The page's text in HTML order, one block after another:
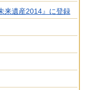
来遺産2014』に登録